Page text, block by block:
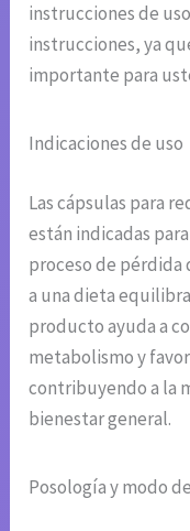
instrucciones de
instrucciones, ya
importante para
Indicaciones de uso
Las cápsulas para
están indicadas
proceso de pérdida
a una dieta
producto ayuda a
metabolismo y
contribuyendo a la
bienestar general.
Posología y modo